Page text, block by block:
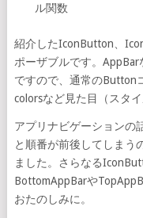
ル関数
紹介したIconButton、
ポーザブルです。
ですので、通常のButton
colorsなど見た目（スタ
アプリナビゲーションの
と順番が前後してしまう
ました。さらなる
BottomAppBarや
おたのしみに。